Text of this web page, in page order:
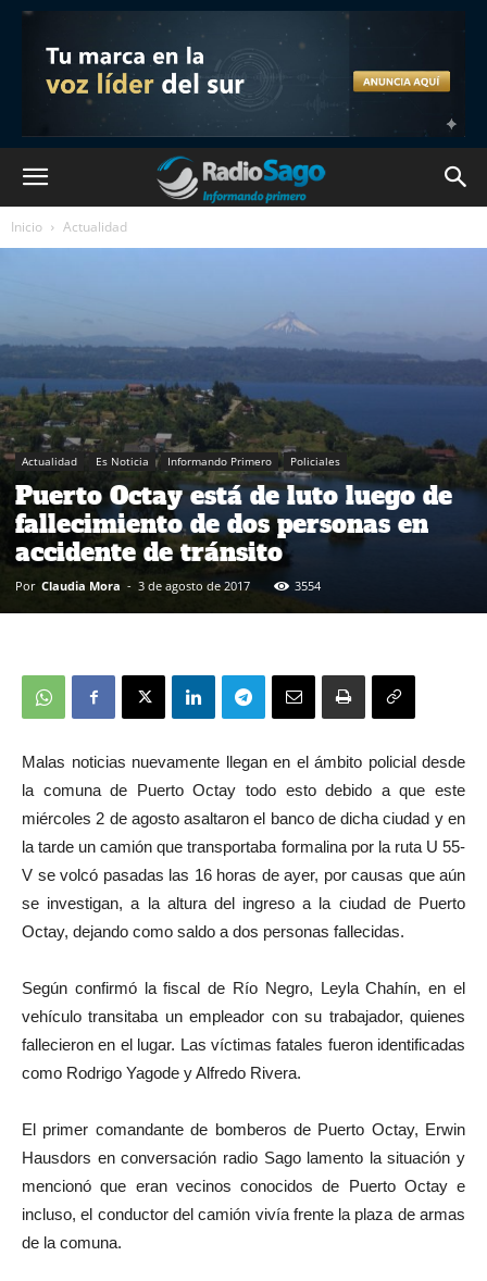
Inicio Actualidad
Actualidad Es Noticia Informando Primero Policiales
Puerto Octay está de luto luego de
fallecimiento de dos personas en
accidente de tránsito
Por Claudia Mora - 3 de agosto de 2017 3554
Malas noticias nuevamente llegan en el ámbito policial desde
la comuna de Puerto Octay todo esto debido a que este
miércoles 2 de agosto asaltaron el banco de dicha ciudad y en
la tarde un camión que transportaba formalina por la ruta U 55-
V se volcó pasadas las 16 horas de ayer, por causas que aún
se investigan, a la altura del ingreso a la ciudad de Puerto
Octay, dejando como saldo a dos personas fallecidas.
Según confirmó la fiscal de Río Negro, Leyla Chahín, en el
vehículo transitaba un empleador con su trabajador, quienes
fallecieron en el lugar. Las víctimas fatales fueron identificadas
como Rodrigo Yagode y Alfredo Rivera.
El primer comandante de bomberos de Puerto Octay, Erwin
Hausdors en conversación radio Sago lamento la situación y
mencionó que eran vecinos conocidos de Puerto Octay e
incluso, el conductor del camión vivía frente la plaza de armas
de la comuna.